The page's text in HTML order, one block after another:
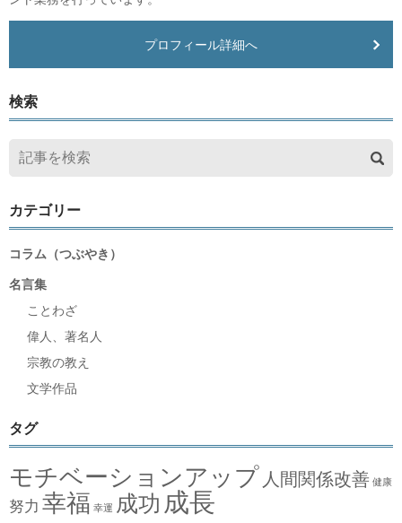
プロフィール詳細へ
検索
カテゴリー
コラム（つぶやき）
名言集
ことわざ
偉人、著名人
宗教の教え
文学作品
タグ
モチベーションアップ 人間関係改善 健康
努力 幸福 幸運 成功 成長